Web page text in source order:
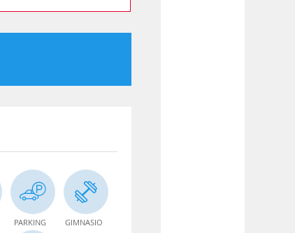
PARKING GIMNASIO